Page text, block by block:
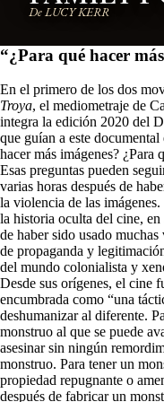
De LUCY KERR
“¿Para qué hacer
En el primero de los dos
Troya, el mediometraje de
integra la edición 2020 del
que guían a este
hacer más imágenes? ¿Para
Esas preguntas pueden
varias horas después de
la violencia de las
la historia oculta del cine,
de haber sido usado
de propaganda y
del mundo colonialista y
Desde sus orígenes, el cine
encumbrada como “una
deshumanizar al diferente.
monstruo al que se puede
asesinar sin ningún
monstruo. Para tener un
propiedad repugnante o
después de fabricar un